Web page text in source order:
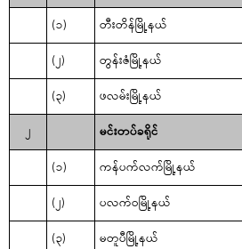
(၁)
တီးတိန်မြို့နယ်
(၂)
တွန်းဇံမြို့နယ်
(၃)
ဖလမ်းမြို့နယ်
၂
မင်းတပ်ခရိုင်
(၁)
ကန်ပက်လက်မြို့နယ်
(၂)
ပလက်ဝမြို့နယ်
(၃)
မတူပီမြို့နယ်